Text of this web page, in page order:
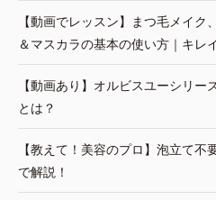
【動画でレッスン】まつ毛メイ
＆マスカラの基本の使い方｜キレ
【動画あり】オルビスユーシリ
とは？
【教えて！美容のプロ】泡立て
で解説！